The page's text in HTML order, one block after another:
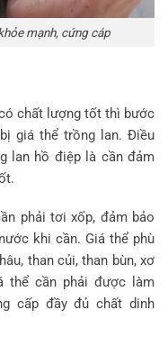
mạnh, cứng cáp
chất lượng tốt thì bước
giá thể trồng lan. Điều
lan hồ điệp là cần đảm
phải tơi xốp, đảm bảo
khi cần. Giá thể phù
than củi, than bùn, xơ
thể cần phải được làm
cấp đầy đủ chất dinh